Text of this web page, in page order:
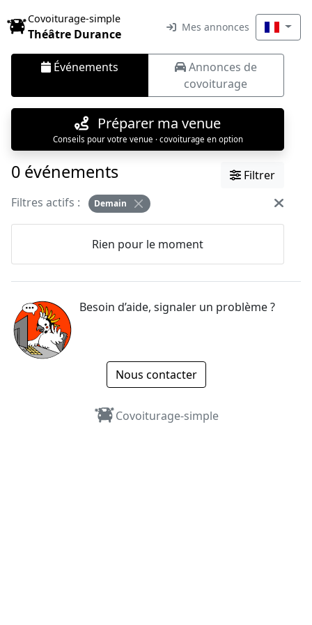
Covoiturage-simple
Théâtre Durance Mes annonces
Événements
Annonces de
covoiturage
Préparer ma venue
Conseils pour votre venue · covoiturage en option
0 événements
Filtrer
Filtres actifs :
Demain
Rien pour le moment
Besoin d’aide, signaler un problème ?
Nous contacter
Covoiturage-simple